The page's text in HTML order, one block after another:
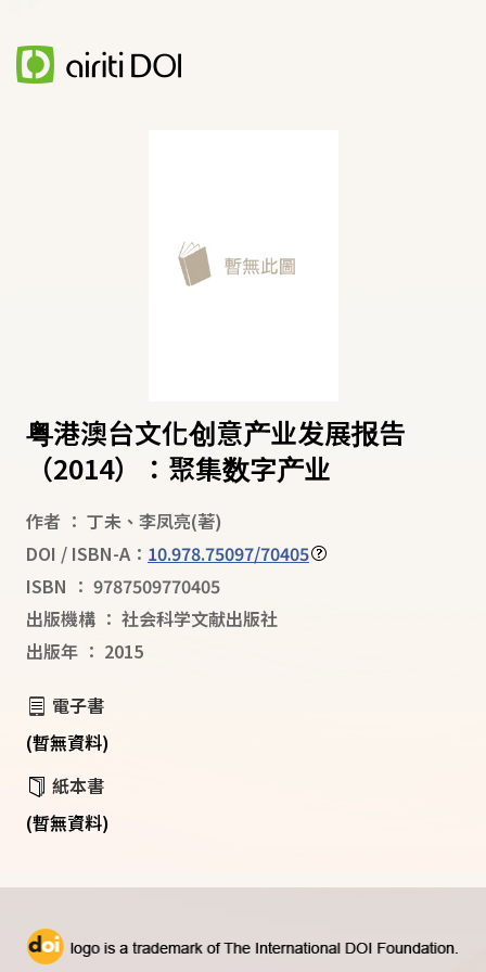
粤港澳台文化创意产业发展报告
（2014）：聚集数字产业
作者 ： 丁未 、 李凤亮(著)
DOI / ISBN-A： 10.978.75097/70405
ISBN ： 9787509770405
出版機構 ： 社会科学文献出版社
出版年 ： 2015
電子書
(暫無資料)
紙本書
(暫無資料)